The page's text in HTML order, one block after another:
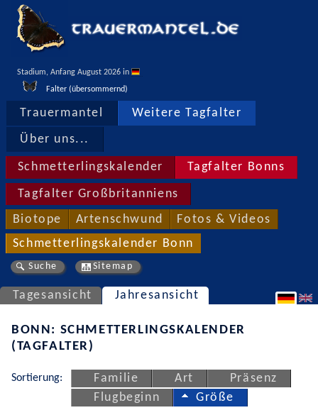
Stadium, Anfang August 2026 in
Falter (übersommernd)
Trauermantel Weitere Tagfalter
Über uns...
Schmetterlingskalender Tagfalter Bonns
Tagfalter Großbritanniens
Biotope Artenschwund Fotos & Videos
Schmetterlingskalender Bonn
Suche Sitemap
Tagesansicht Jahresansicht
BONN: SCHMETTERLINGSKALENDER
(TAGFALTER)
Sortierung: Familie Art
Präsenz
Flugbeginn
Größe